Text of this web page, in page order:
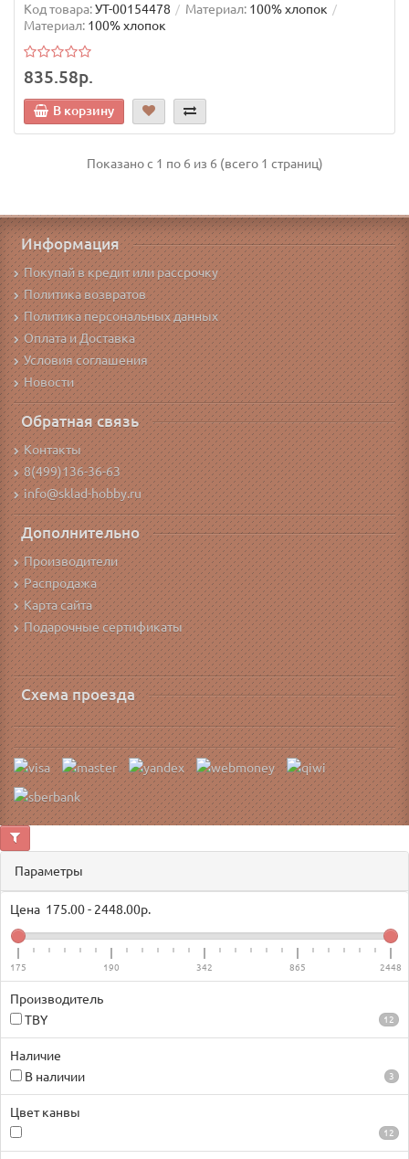
Код товара:УТ-00154478 Материал: 100% хлопок
Материал: 100% хлопок
835.58р.
В корзину
Показано с 1 по 6 из 6 (всего 1 страниц)
Информация
Покупай в кредит или рассрочку
Политика возвратов
Политика персональных данных
Оплата и Доставка
Условия соглашения
Новости
Обратная связь
Контакты
8(499)136-36-63
info@sklad-hobby.ru
Дополнительно
Производители
Распродажа
Карта сайта
Подарочные сертификаты
Схема проезда
Параметры
Цена 175.00- 2448.00р.
175 190 342 865 2448
Производитель
TBY
12
Наличие
В наличии
3
Цвет канвы
12